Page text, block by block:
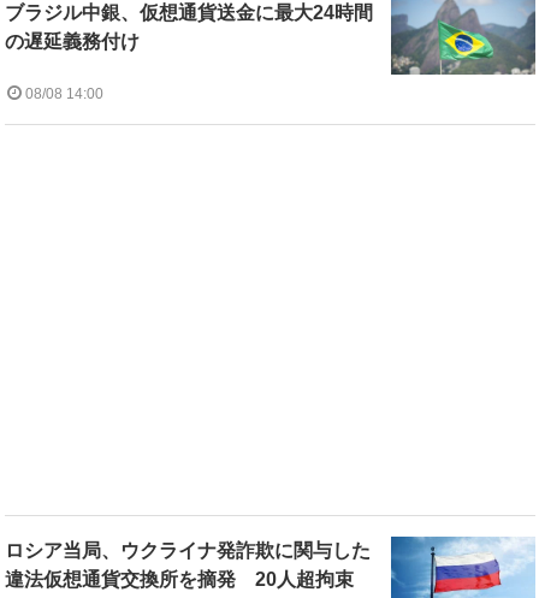
ブラジル中銀、仮想通貨送金に最大24時間
の遅延義務付け
08/08 14:00
ロシア当局、ウクライナ発詐欺に関与した
違法仮想通貨交換所を摘発 20人超拘束